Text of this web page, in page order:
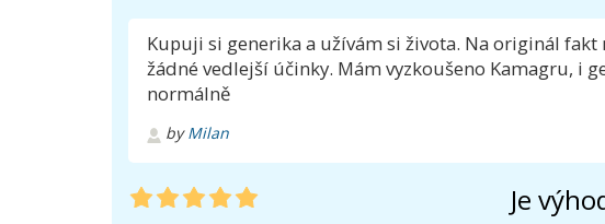
Kupuji si generika a užívám si života. Na originál
žádné vedlejší účinky. Mám vyzkoušeno Kamagru, i
normálně
byMilan
Je